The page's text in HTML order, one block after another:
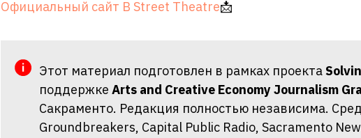
Официальный сайт B Street Theatre📩
Этот материал подготовлен в рамках проекта
поддержке Arts and Creative Economy Journalism
Сакраменто. Редакция полностью независима.
Groundbreakers, Capital Public Radio, Sacramento